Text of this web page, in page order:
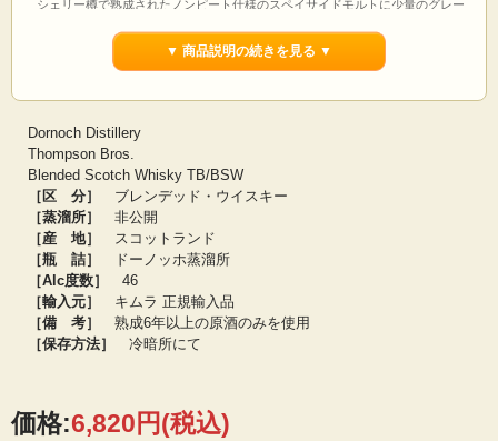
シェリー樽で熟成されたノンピート仕様のスペイサイドモルトに少量のグレー
低熟成年数6年以上、しかもモルト原酒率を非常に高く設定した上質な味わいは、
香り：
プラムソース、味噌、マギー（インスタントヌードル）、ゴールデンサル
タナレーズン、シンダートフィー、コーヒーペストリークリーム
味：ゴールデンサルタナレーズン、レーズンパン、ジャマイカンバターケー
キ、、メープルシナモン
フィニッシュ：
<オールスパイス・ナツメグ・シナモンのスパイシーさ、オレンジ
ピール、ドライイチジク
▼ 商品説明の続きを見る ▼
Dornoch Distillery
Thompson Bros.
Blended Scotch Whisky TB/BSW
［区 分］ ブレンデッド・ウイスキー
［蒸溜所］ 非公開
［産 地］
スコットランド
［瓶 詰］
ドーノッホ蒸溜所
［Alc度数］ 46
［輸入元］ キムラ 正規輸入品
［備 考］ 熟成6年以上の原酒のみを使用
［保存方法］ 冷暗所にて
価格:6,820円(税込)